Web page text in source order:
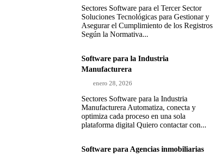
Sectores Software para el Tercer Sector
Soluciones Tecnológicas para Gestionar y
Asegurar el Cumplimiento de los Registros
Según la Normativa...
Software para la Industria
Manufacturera
enero 28, 2026
Sectores Software para la Industria
Manufacturera Automatiza, conecta y
optimiza cada proceso en una sola
plataforma digital Quiero contactar con...
Software para Agencias inmobiliarias